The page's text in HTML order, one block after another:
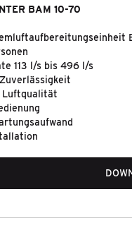
BAM 10-70
113 l/s bis 496 l/s